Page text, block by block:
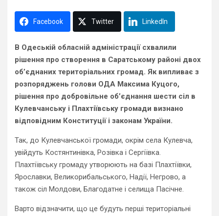
Facebook Twitter LinkedIn
В Одеській обласній адміністрації схвалили
рішення про створення в Саратському районі двох
об’єднаних територіальних громад. Як випливає з
розпоряджень голови ОДА Максима Куцого,
рішення про добровільне об’єднання шести сіл в
Кулевчанську і Плахтіївську громади визнано
відповідним Конституції і законам України.
Так, до Кулевчанської громади, окрім села Кулевча,
увійдуть Костянтинівка, Розівка ​​і Сергіївка.
Плахтіївську громаду утворюють на базі Плахтіївки,
Ярославки, Великорибальського, Надії, Негрово, а
також сіл Молдови, Благодатне і селища Пасічне.
Варто відзначити, що це будуть перші територіальні